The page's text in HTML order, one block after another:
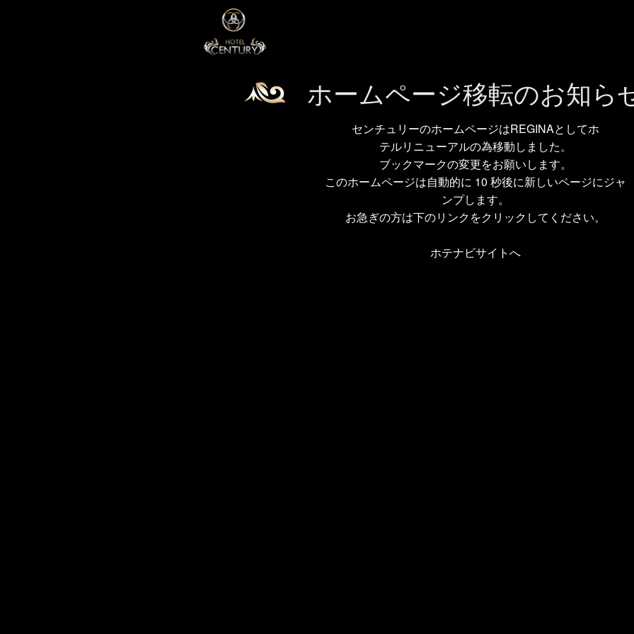
ホームページ移転のお知ら
センチュリーのホームページはREGINAとしてホ
テルリニューアルの為移動しました。
ブックマークの変更をお願いします。
このホームページは自動的に 10 秒後に新しいページにジャ
ンプします。
お急ぎの方は下のリンクをクリックしてください。
ホテナビサイトへ